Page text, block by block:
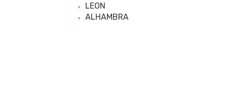
LEON
ALHAMBRA